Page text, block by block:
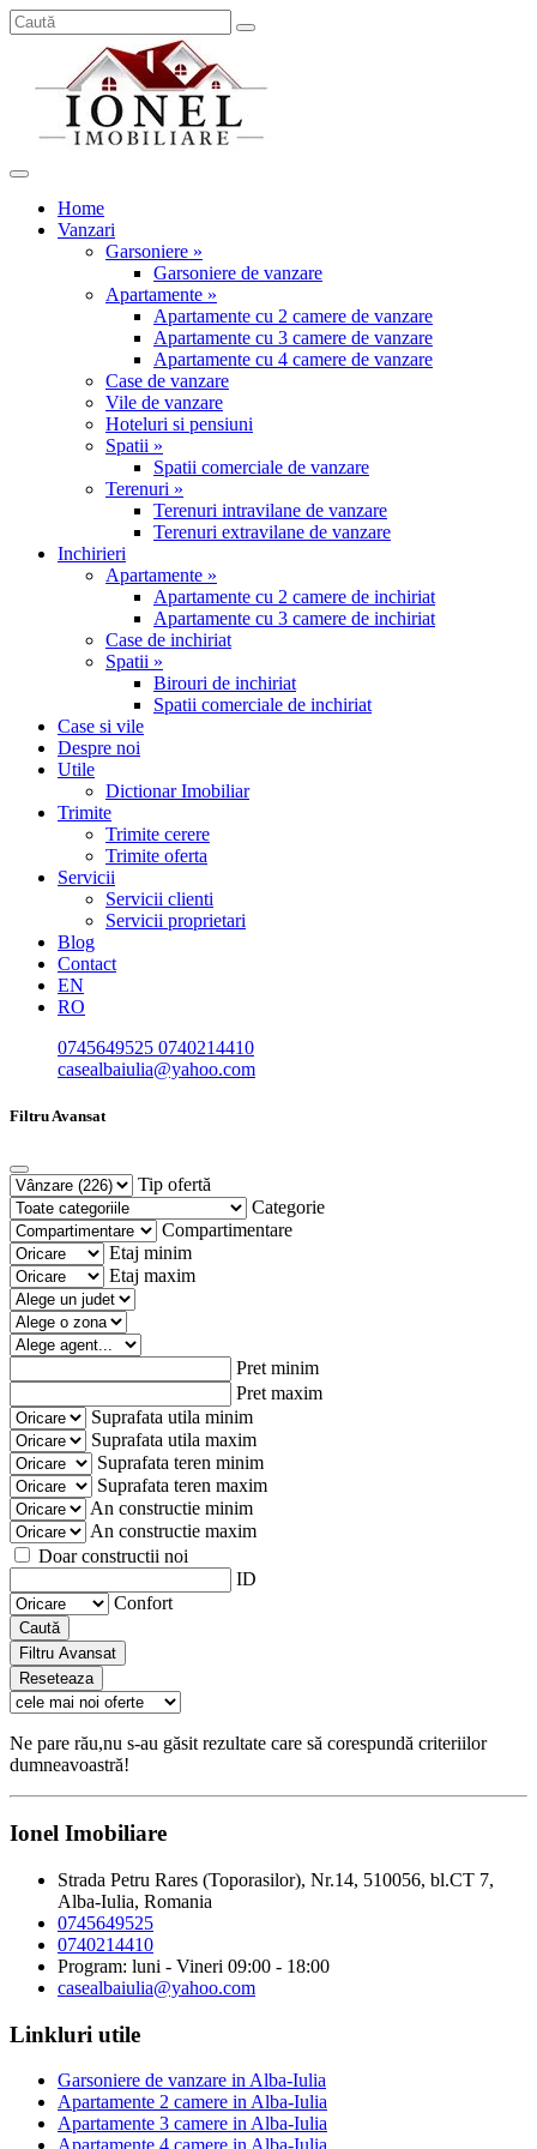
Home
Vanzari
Garsoniere »
Garsoniere de vanzare
Apartamente »
Apartamente cu 2 camere de vanzare
Apartamente cu 3 camere de vanzare
Apartamente cu 4 camere de vanzare
Case de vanzare
Vile de vanzare
Hoteluri si pensiuni
Spatii »
Spatii comerciale de vanzare
Terenuri »
Terenuri intravilane de vanzare
Terenuri extravilane de vanzare
Inchirieri
Apartamente »
Apartamente cu 2 camere de inchiriat
Apartamente cu 3 camere de inchiriat
Case de inchiriat
Spatii »
Birouri de inchiriat
Spatii comerciale de inchiriat
Case si vile
Despre noi
Utile
Dictionar Imobiliar
Trimite
Trimite cerere
Trimite oferta
Servicii
Servicii clienti
Servicii proprietari
Blog
Contact
EN
RO
0745649525 0740214410
casealbaiulia@yahoo.com
Filtru Avansat
Tip ofertă
Categorie
Compartimentare
Etaj minim
Etaj maxim
Pret minim
Pret maxim
Suprafata utila minim
Suprafata utila maxim
Suprafata teren minim
Suprafata teren maxim
An constructie minim
An constructie maxim
Doar constructii noi
ID
Confort
Caută
Filtru Avansat
Reseteaza
Ne pare rău,nu s-au găsit rezultate care să corespundă criteriilor
dumneavoastră!
Ionel Imobiliare
Strada Petru Rares (Toporasilor), Nr.14, 510056, bl.CT 7,
Alba-Iulia, Romania
0745649525
0740214410
Program: luni - Vineri 09:00 - 18:00
casealbaiulia@yahoo.com
Linkluri utile
Garsoniere de vanzare in Alba-Iulia
Apartamente 2 camere in Alba-Iulia
Apartamente 3 camere in Alba-Iulia